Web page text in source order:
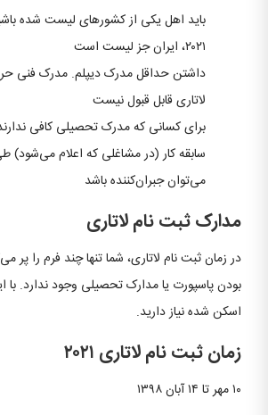
باید اهل یکی از کشورهای لیست شده
۲۰۲۱، ایران جز لیست است
داشتن حداقل مدرک دیپلم. مدرک فنی
لاتاری قابل قبول نیست
برای کسانی که مدرک تحصیلی کافی
سابقه کار (در مشاغلی که اعلام می‌شود)
می‌توان جبران‌کننده باشد
مدارک ثبت نام لاتاری
در زمان ثبت نام لاتاری، شما تنها چند فرم را پر
بودن پاسپورت یا مدارک تحصیلی وجود ندارد.
اسکن شده نیاز دارید.
زمان ثبت نام لاتاری ۲۰۲۱
۱۰ مهر تا ۱۴ آبان ۱۳۹۸